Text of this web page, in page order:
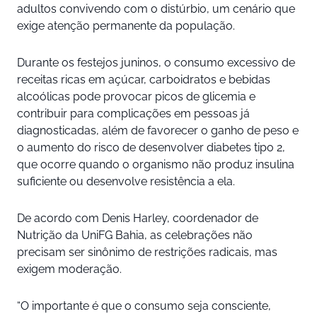
adultos convivendo com o distúrbio, um cenário que
exige atenção permanente da população.
Durante os festejos juninos, o consumo excessivo de
receitas ricas em açúcar, carboidratos e bebidas
alcoólicas pode provocar picos de glicemia e
contribuir para complicações em pessoas já
diagnosticadas, além de favorecer o ganho de peso e
o aumento do risco de desenvolver diabetes tipo 2,
que ocorre quando o organismo não produz insulina
suficiente ou desenvolve resistência a ela.
De acordo com Denis Harley, coordenador de
Nutrição da UniFG Bahia, as celebrações não
precisam ser sinônimo de restrições radicais, mas
exigem moderação.
“O importante é que o consumo seja consciente,